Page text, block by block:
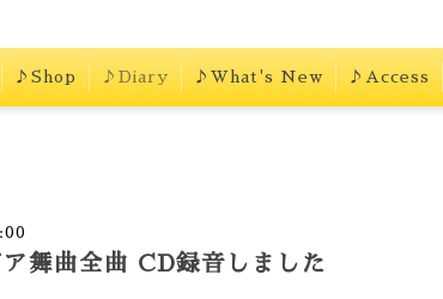
♪Shop ♪Diary ♪What's New ♪Access
舞曲全曲 CD録音しました